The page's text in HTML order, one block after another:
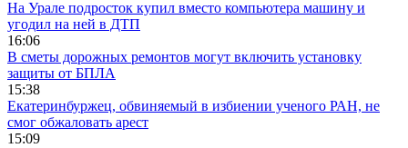
На Урале подросток купил вместо компьютера машину и
угодил на ней в ДТП
16:06
В сметы дорожных ремонтов могут включить установку
защиты от БПЛА
15:38
Екатеринбуржец, обвиняемый в избиении ученого РАН, не
смог обжаловать арест
15:09